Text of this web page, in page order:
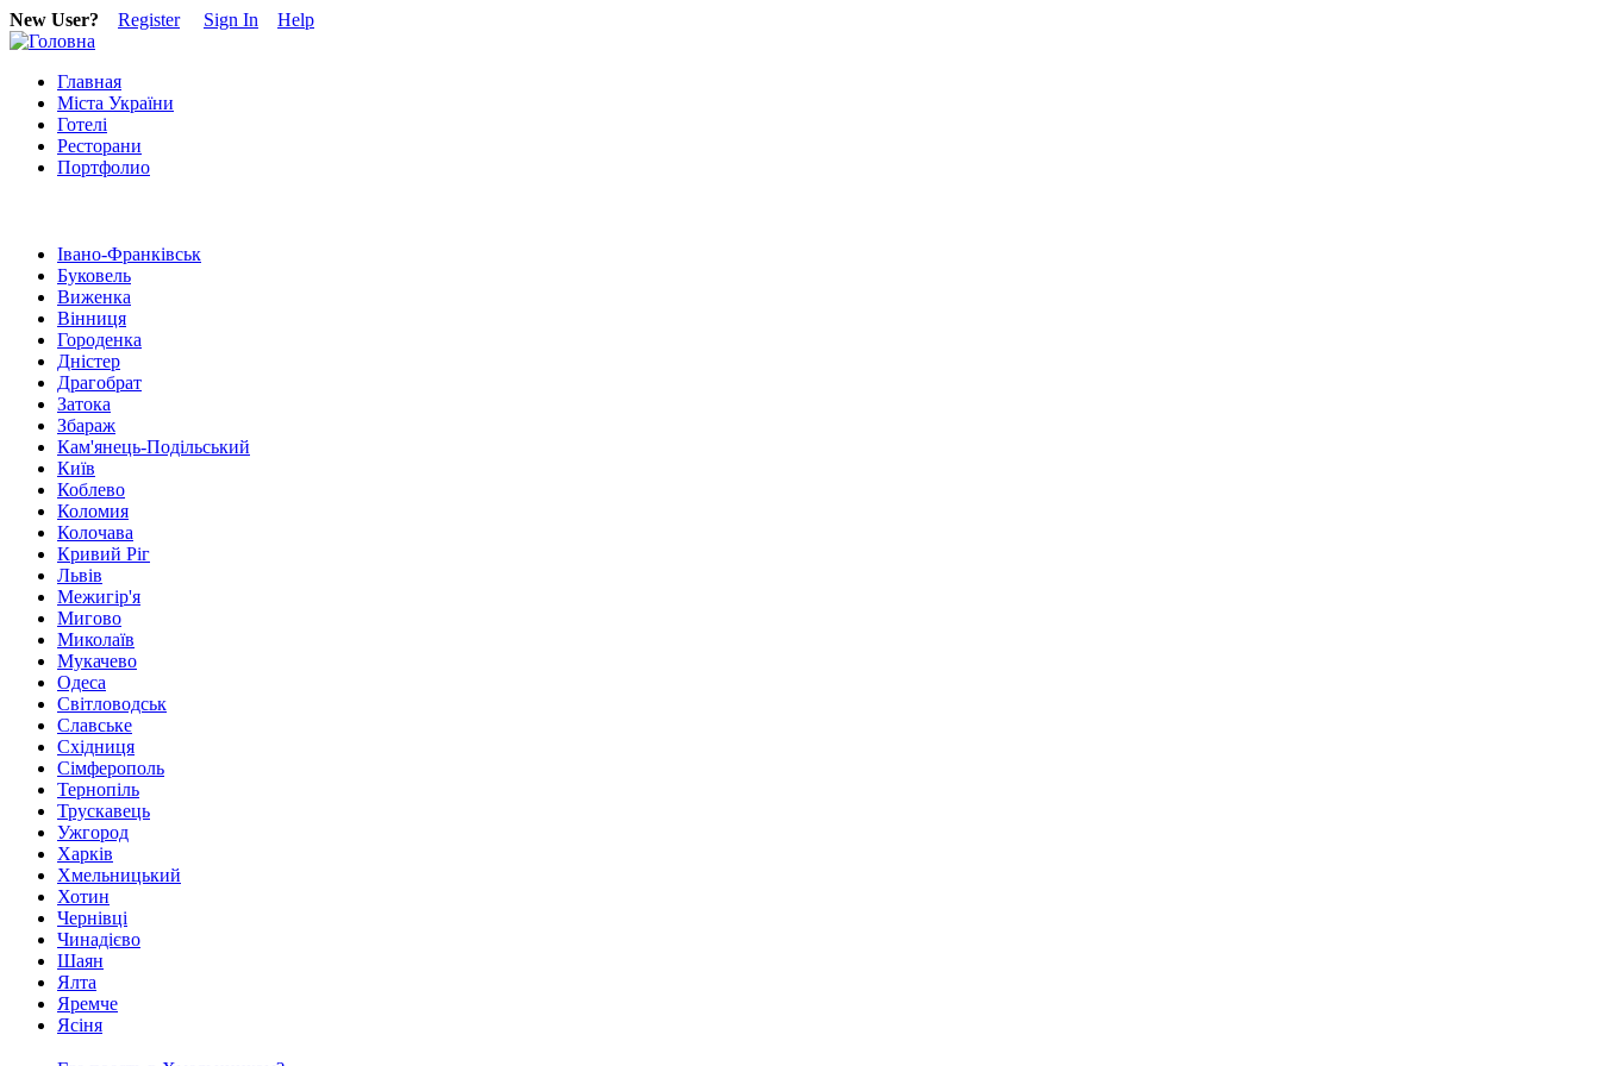
New User? Register Sign In Help
Главная
Міста України
Готелі
Ресторани
Портфолио
Івано-Франківськ
Буковель
Виженка
Вінниця
Городенка
Дністер
Драгобрат
Затока
Збараж
Кам'янець-Подільський
Київ
Коблево
Коломия
Колочава
Кривий Ріг
Львів
Межигір'я
Мигово
Миколаїв
Мукачево
Одеса
Світловодськ
Славське
Східниця
Сімферополь
Тернопіль
Трускавець
Ужгород
Харків
Хмельницький
Хотин
Чернівці
Чинадієво
Шаян
Ялта
Яремче
Ясіня